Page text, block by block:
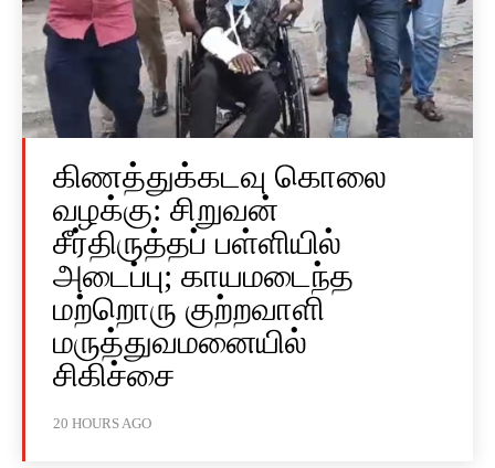
கிணத்துக்கடவு கொலை
வழக்கு: சிறுவன்
சீர்திருத்தப் பள்ளியில்
அடைப்பு; காயமடைந்த
மற்றொரு குற்றவாளி
மருத்துவமனையில்
சிகிச்சை
20 HOURS AGO